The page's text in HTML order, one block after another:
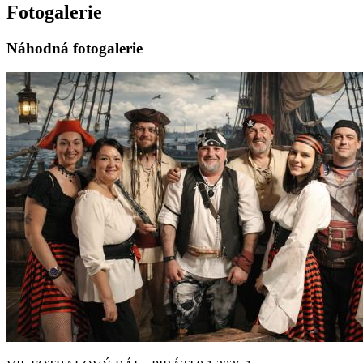
Fotogalerie
Náhodná fotogalerie